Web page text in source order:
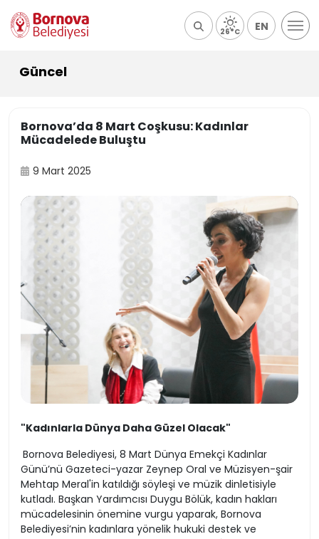
26°C EN
Güncel
Bornova’da 8 Mart Coşkusu: Kadınlar
Mücadelede Buluştu
9 Mart 2025
"Kadınlarla Dünya Daha Güzel Olacak"
Bornova Belediyesi, 8 Mart Dünya Emekçi Kadınlar
Günü’nü Gazeteci-yazar Zeynep Oral ve Müzisyen-şair
Mehtap Meral'in katıldığı söyleşi ve müzik dinletisiyle
kutladı. Başkan Yardımcısı Duygu Bölük, kadın hakları
mücadelesinin önemine vurgu yaparak, Bornova
Belediyesi’nin kadınlara yönelik hukuki destek ve